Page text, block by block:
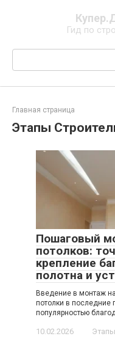
Гид по
Поиск:
Главная страница
Этапы
Пошаговый
потолков:
крепление
полотна и
Введение в монтаж
потолки в последние
популярностью
10.02.2026